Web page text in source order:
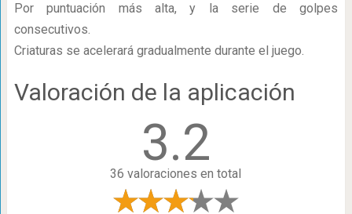
Por puntuación más alta, y la serie de golpes
consecutivos.
Criaturas se acelerará gradualmente durante el juego.
Valoración de la aplicación
3.2
36 valoraciones en total